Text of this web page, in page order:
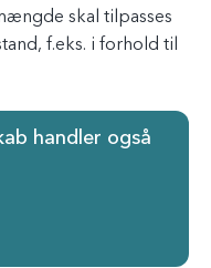
skal tilpasses
f.eks. i forhold til
handler også